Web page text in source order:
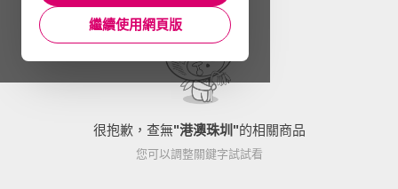
很抱歉，查無"港澳珠圳 "的相關商品
您可以調整關鍵字試試看
繼續使用網頁版